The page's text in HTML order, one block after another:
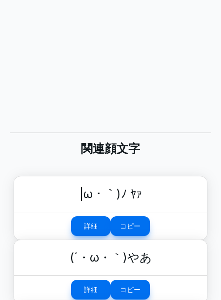
関連顔文字
|ω・｀)ﾉ ﾔｧ
詳細 コピー
(´・ω・｀)やあ
詳細 コピー